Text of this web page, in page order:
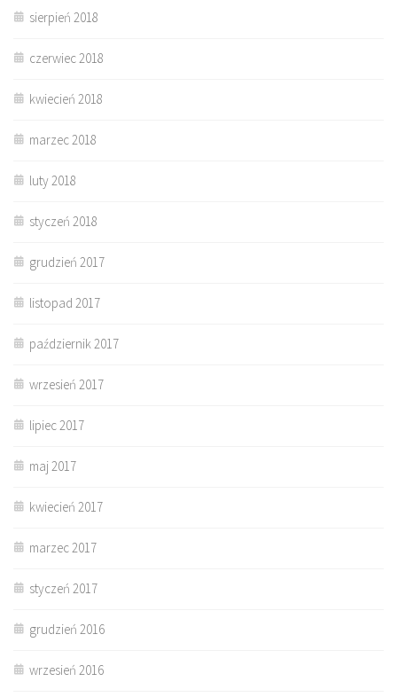
sierpień 2018
czerwiec 2018
kwiecień 2018
marzec 2018
luty 2018
styczeń 2018
grudzień 2017
listopad 2017
październik 2017
wrzesień 2017
lipiec 2017
maj 2017
kwiecień 2017
marzec 2017
styczeń 2017
grudzień 2016
wrzesień 2016